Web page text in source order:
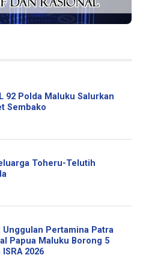
92 Polda Maluku Salurkan
Sembako
Toheru-Telutih
Unggulan Pertamina Patra
Papua Maluku Borong 5
2026